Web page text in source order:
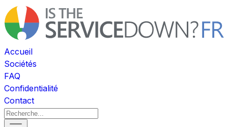
Accueil
Sociétés
FAQ
Confidentialité
Contact